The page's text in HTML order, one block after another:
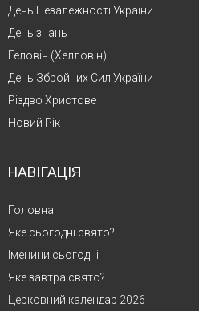
День Незалежності України
День знань
Геловін (Хелловін)
День Збройних Сил України
Різдво Христове
Новий Рік
НАВІГАЦІЯ
Головна
Яке сьогодні свято?
Іменини сьогодні
Яке завтра свято?
Церковний календар 2026